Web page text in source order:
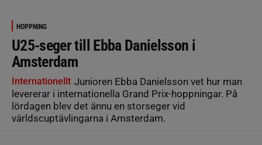
HOPPNING
U25-seger till Ebba Danielsson i
Amsterdam
Internationellt Junioren Ebba Danielsson vet hur man
levererar i internationella Grand Prix-hoppningar. På
lördagen blev det ännu en storseger vid
världscuptävlingarna i Amsterdam.